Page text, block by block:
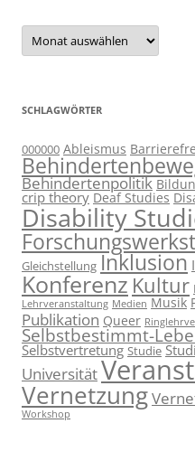
Archiv
SCHLAGWÖRTER
000000 Ableismus
Behindertenpolitik
crip theory Deaf Studies
Disability
Gleichstellung Inklusion
Konferenz Kultur
Lehrveranstaltung Medien Musik
Publikation Queer
Selbstbestimmt-
Selbstvertretung Studie
Universität
Vernetzung
Workshop